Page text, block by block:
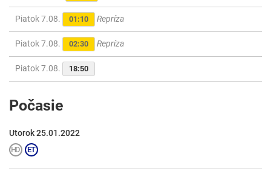
Piatok 7.08. 01:10 Repríza
Piatok 7.08. 02:30 Repríza
Piatok 7.08. 18:50
Počasie
Utorok 25.01.2022